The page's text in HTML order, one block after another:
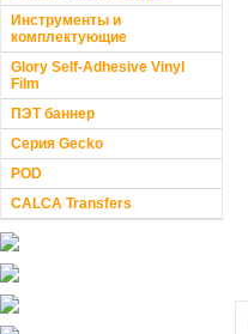
Инструменты и
комплектующие
Glory Self-Adhesive Vinyl
Film
ПЭТ баннер
Серия Gecko
POD
CALCA Transfers